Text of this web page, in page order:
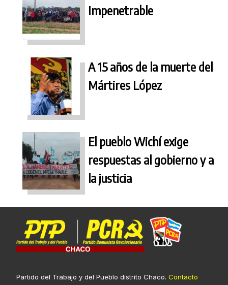
Impenetrable
A 15 años de la muerte del
Mártires López
El pueblo Wichí exige
respuestas al gobierno y a
la justicia
Partido del Trabajo y del Pueblo distrito Chaco. Contacto